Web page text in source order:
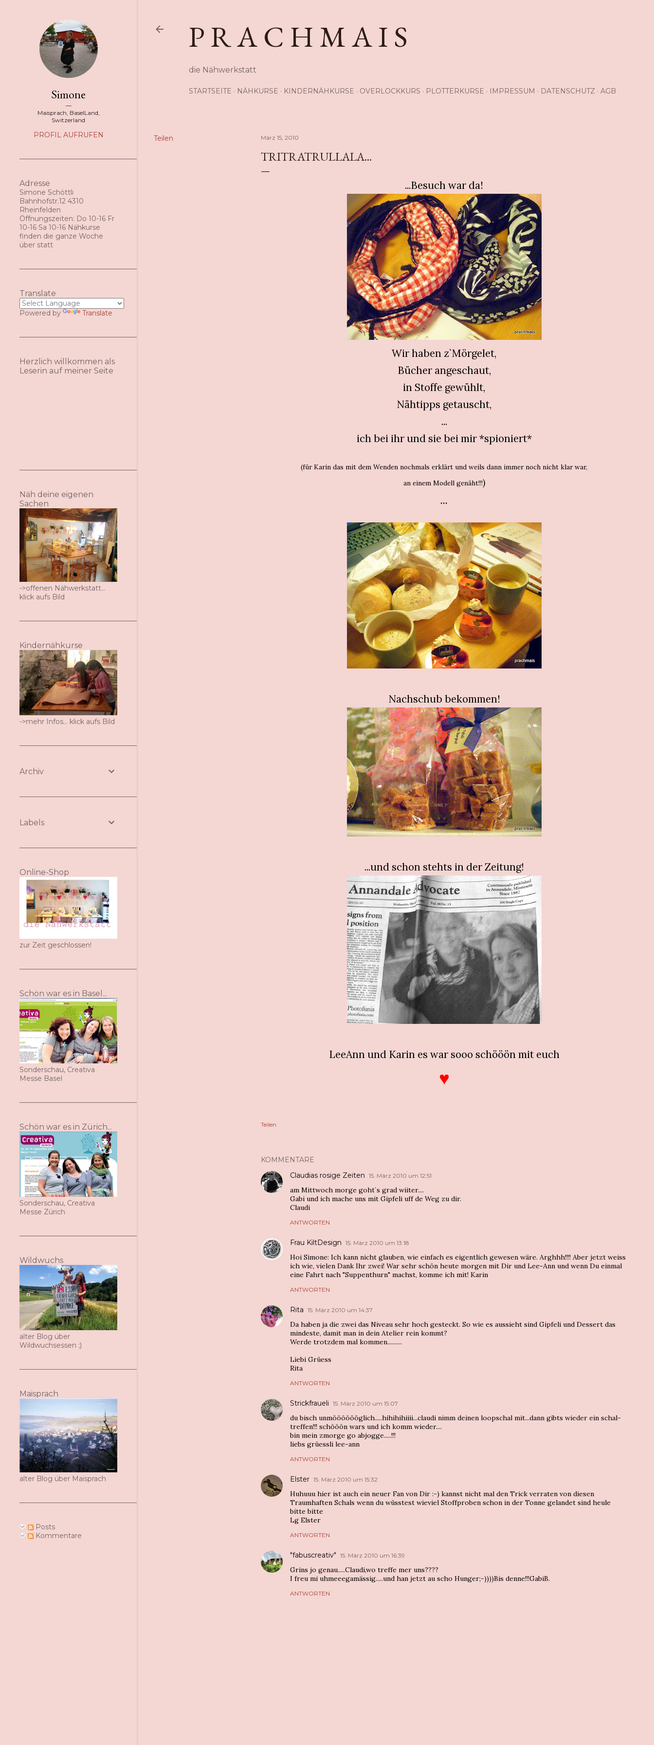
P R A C H M A I S
die Nähwerkstatt
STARTSEITE NÄHKURSE KINDERNÄHKURSE OVERLOCKKURS PLOTTERKURSE IMPRESSUM DATENSCHUTZ AGB
Teilen März 15, 2010
TRITRATRULLALA...
...Besuch war da!
Wir haben z`Mörgelet,
Bücher angeschaut,
in Stoffe gewühlt,
Nähtipps getauscht,
...
ich bei ihr und sie bei mir *spioniert*
(für Karin das mit dem Wenden nochmals erklärt und weils dann immer noch nicht klar war,
an einem Modell genäht!!!)
...
Nachschub bekommen!
...und schon stehts in der Zeitung!
LeeAnn und Karin es war sooo schööön mit euch
♥
Teilen
KOMMENTARE
Claudias rosige Zeiten 15. März 2010 um 12:51
am Mittwoch morge goht`s grad wiiter....
Gabi und ich mache uns mit Gipfeli uff de Weg zu dir.
Claudi
ANTWORTEN
Frau KiltDesign 15. März 2010 um 13:18
Hoi Simone: Ich kann nicht glauben, wie einfach es eigentlich gewesen wäre. Arghhh!!!! Aber jetzt weiss
ich wie, vielen Dank Ihr zwei! War sehr schön heute morgen mit Dir und Lee-Ann und wenn Du einmal
eine Fahrt nach "Suppenthurn" machst, komme ich mit! Karin
ANTWORTEN
Rita 15. März 2010 um 14:37
Da haben ja die zwei das Niveau sehr hoch gesteckt. So wie es aussieht sind Gipfeli und Dessert das
mindeste, damit man in dein Atelier rein kommt?
Werde trotzdem mal kommen..........
Liebi Grüess
Rita
ANTWORTEN
Strickfraueli 15. März 2010 um 15:07
du bisch unmööööööglich.....hihihihiiii...claudi nimm deinen loopschal mit...dann gibts wieder ein schal-
treffen!!! schööön wars und ich komm wieder....
bin mein zmorge go abjogge.....!!!
liebs grüessli lee-ann
ANTWORTEN
Elster 15. März 2010 um 15:32
Huhuuu hier ist auch ein neuer Fan von Dir :-) kannst nicht mal den Trick verraten von diesen
Traumhaften Schals wenn du wüsstest wieviel Stoffproben schon in der Tonne gelandet sind heule
bitte bitte
Lg Elster
ANTWORTEN
"fabuscreativ" 15. März 2010 um 16:39
Grins jo genau.....Claudi,wo treffe mer uns????
I freu mi uhmeeegamässig.....und han jetzt au scho Hunger;-))))Bis denne!!!GabiB.
ANTWORTEN
Simone
Maisprach, BaselLand,
Switzerland
PROFIL AUFRUFEN
Adresse
Simone Schöttli
Bahnhofstr.12 4310
Rheinfelden
Öffnungszeiten: Do 10-16 Fr
10-16 Sa 10-16 Nähkurse
finden die ganze Woche
über statt
Translate
Powered by Translate
Herzlich willkommen als
Leserin auf meiner Seite
Näh deine eigenen
Sachen
->offenen Nähwerkstatt...
klick aufs Bild
Kindernähkurse
->mehr Infos... klick aufs Bild
Archiv
Labels
Online-Shop
zur Zeit geschlossen!
Schön war es in Basel...
Sonderschau, Creativa
Messe Basel
Schön war es in Zürich...
Sonderschau, Creativa
Messe Zürich
Wildwuchs
alter Blog über
Wildwuchsessen ;)
Maisprach
alter Blog über Maisprach
Posts
Kommentare